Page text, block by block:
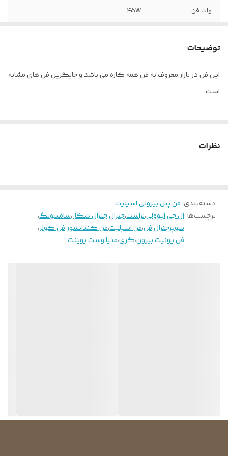
وات فن 45W
قطر شفت
توضیحات
این فن در بازار معروف به فن همه کاره می باشد و جایگزین فن های مشابه
است.
نظرات
دسته‌بندی:فن پنل بیرونی اسپلیت
برچسب‌ها :ال جی،ایوولی،تراست،جنرال،جنرال شکار،سامسونگ،
سوپرجنرال،فن،فن اسپلیت،فن کندانسور،فن کولر،
فن یونیت بیرون،گری،مدیا،وست پوینت